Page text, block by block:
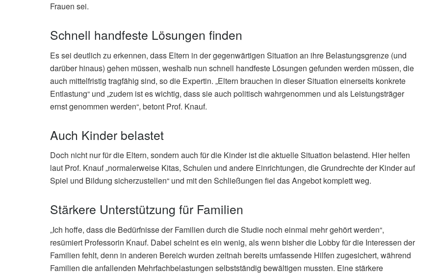
Frauen sei.
Schnell handfeste Lösungen finden
Es sei deutlich zu erkennen, dass Eltern in der gegenwärtigen Situation an ihre Belastungsgrenze (und
darüber hinaus) gehen müssen, weshalb nun schnell handfeste Lösungen gefunden werden müssen, die
auch mittelfristig tragfähig sind, so die Expertin. „Eltern brauchen in dieser Situation einerseits konkrete
Entlastung“ und „zudem ist es wichtig, dass sie auch politisch wahrgenommen und als Leistungsträger
ernst genommen werden“, betont Prof. Knauf.
Auch Kinder belastet
Doch nicht nur für die Eltern, sondern auch für die Kinder ist die aktuelle Situation belastend. Hier helfen
laut Prof. Knauf „normalerweise Kitas, Schulen und andere Einrichtungen, die Grundrechte der Kinder auf
Spiel und Bildung sicherzustellen“ und mit den Schließungen fiel das Angebot komplett weg.
Stärkere Unterstützung für Familien
„Ich hoffe, dass die Bedürfnisse der Familien durch die Studie noch einmal mehr gehört werden“,
resümiert Professorin Knauf. Dabei scheint es ein wenig, als wenn bisher die Lobby für die Interessen der
Familien fehlt, denn in anderen Bereich wurden zeitnah bereits umfassende Hilfen zugesichert, während
Familien die anfallenden Mehrfachbelastungen selbstständig bewältigen mussten. Eine stärkere